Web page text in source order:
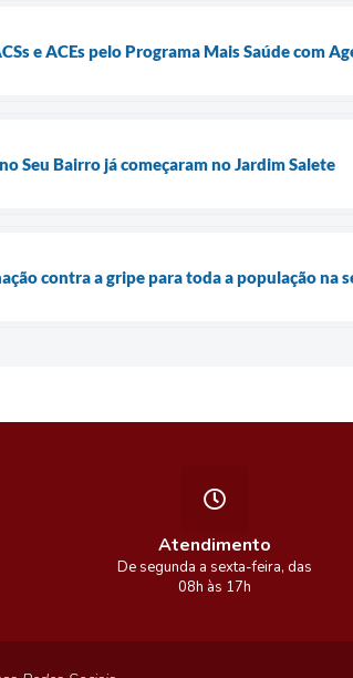
e ACEs pelo Programa Mais Saúde com
Seu Bairro já começaram no Jardim Salete
contra a gripe para toda a população na
Atendimento
De segunda a sexta-feira, das
08h às 17h